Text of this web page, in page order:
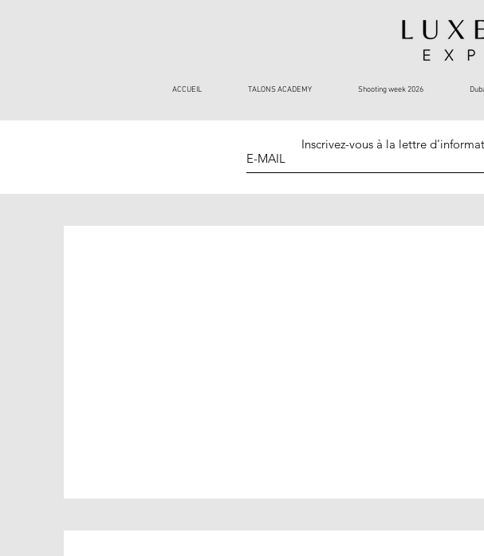
ACCUEIL TALONS ACADEMY Shooting week 2026
Inscrivez-vous à la lettre